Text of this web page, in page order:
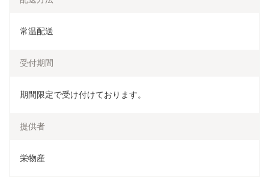
常温配送
受付期間
期間限定で受け付けております。
提供者
栄物産